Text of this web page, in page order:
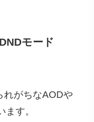
モード
れがちなAODや
す。